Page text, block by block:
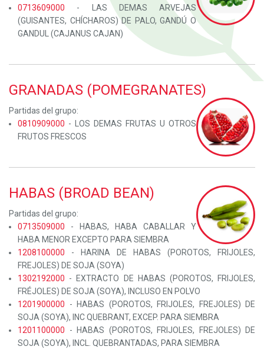
0713609000 - LAS DEMAS ARVEJAS
(GUISANTES, CHÍCHAROS) DE PALO, GANDÚ O
GANDUL (CAJANUS CAJAN)
GRANADAS (POMEGRANATES)
Partidas del grupo:
0810909000 - LOS DEMAS FRUTAS U OTROS
FRUTOS FRESCOS
HABAS (BROAD BEAN)
Partidas del grupo:
0713509000 - HABAS, HABA CABALLAR Y
HABA MENOR EXCEPTO PARA SIEMBRA
1208100000 - HARINA DE HABAS (POROTOS, FRIJOLES,
FREJOLES) DE SOJA (SOYA)
1302192000 - EXTRACTO DE HABAS (POROTOS, FRIJOLES,
FRÉJOLES) DE SOJA (SOYA), INCLUSO EN POLVO
1201900000 - HABAS (POROTOS, FRIJOLES, FREJOLES) DE
SOJA (SOYA), INC QUEBRANT, EXCEP. PARA SIEMBRA
1201100000 - HABAS (POROTOS, FRIJOLES, FREJOLES) DE
SOJA (SOYA), INCL. QUEBRANTADAS, PARA SIEMBRA